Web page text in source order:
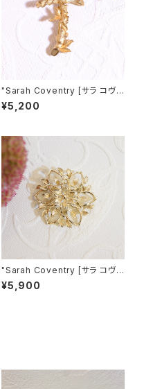
"Sarah Coventry [サラ コヴェ
ントリー]" 1964年『Sarah's A
BC』イニシャルツリーコレクショ
¥5,200
"Sarah Coventry [サラ コヴェ
ントリー]" 1966年『Peta Lur
e』コレクション お花モチーフ ヴ
¥5,900